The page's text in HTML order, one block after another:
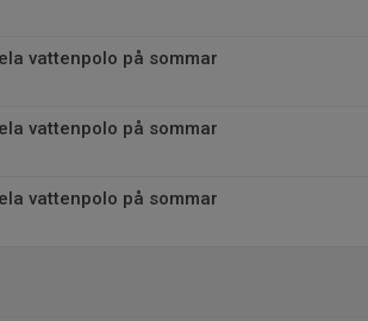
vattenpolo på sommar
vattenpolo på sommar
vattenpolo på sommar